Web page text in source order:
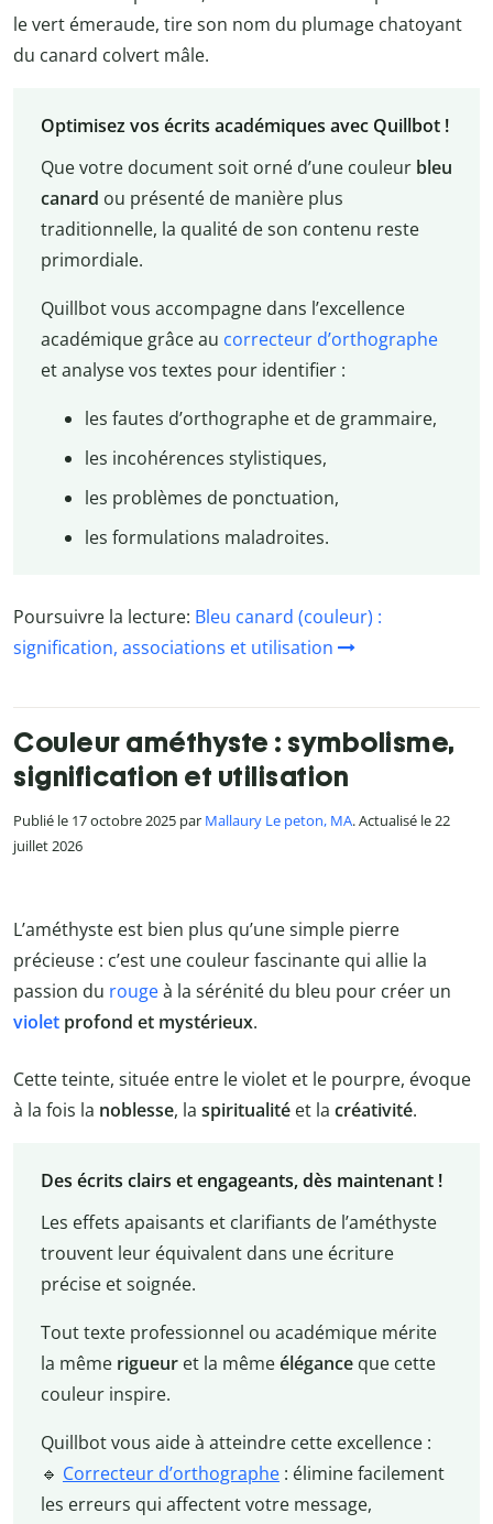
le vert émeraude, tire son nom du plumage chatoyant
du canard colvert mâle.
Optimisez vos écrits académiques avec Quillbot !
Que votre document soit orné d’une couleur bleu
canard ou présenté de manière plus
traditionnelle, la qualité de son contenu reste
primordiale.
Quillbot vous accompagne dans l’excellence
académique grâce au correcteur d’orthographe
et analyse vos textes pour identifier :
les fautes d’orthographe et de grammaire,
les incohérences stylistiques,
les problèmes de ponctuation,
les formulations maladroites.
Poursuivre la lecture: Bleu canard (couleur) :
signification, associations et utilisation
Couleur améthyste : symbolisme,
signification et utilisation
Publié le 17 octobre 2025 par Mallaury Le peton, MA. Actualisé le 22
juillet 2026
L’améthyste est bien plus qu’une simple pierre
précieuse : c’est une couleur fascinante qui allie la
passion du rougeà la sérénité du bleu pour créer un
violet profond et mystérieux.
Cette teinte, située entre le violet et le pourpre, évoque
à la fois la noblesse, la spiritualité et la créativité.
Des écrits clairs et engageants, dès maintenant !
Les effets apaisants et clarifiants de l’améthyste
trouvent leur équivalent dans une écriture
précise et soignée.
Tout texte professionnel ou académique mérite
la même rigueuret la mêmeélégance que cette
couleur inspire.
Quillbot vous aide à atteindre cette excellence :
🔹 Correcteur d’orthographe: élimine facilement
les erreurs qui affectent votre message,